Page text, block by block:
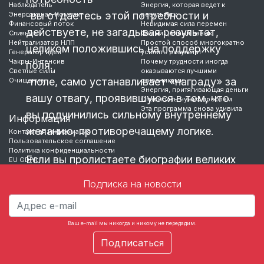
-вы отдаетесь этой потребности и
действуете, не загадывая результат,
целиком положившись на поддержку
поля.
-поле, само устанавливает «награду» за
вашу отвагу, проявившуюся в том, что
вы подчинились сильному внутреннему
желанию, противоречащему логике.
Если вы пролистаете биографии великих
они, даже не зная этой формулы,
подчинялись ей: «Делай что должен, и
Наблюдатель
Энергоканал-Компакт
Финансовый поток
Слияние
Нейтрализатор НЛП
Генератор идей
Чакры-Интенсив
Светлые силы
Очищение
Энергия, которая ведет к
результату
Невидимая сила перемен
Самый ценный навык
Простой способ многократно
усилить результат
Почему трудности иногда
оказываются лучшими
союзниками
Энергия, притягивающая деньги
Опасность чужих проблем
Эта программа снова удивила
Информация
Контактная информация
Пользовательское соглашение
Политика конфиденциальности
EU GDPR
Подписка на новости
Ваш e-mail мы никогда и никому не передадим.